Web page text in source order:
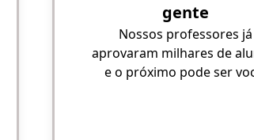
gente
Nossos professores já
aprovaram milhares de
e o próximo pode ser